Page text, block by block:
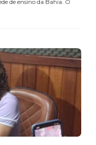
de ensino da Bahia. O